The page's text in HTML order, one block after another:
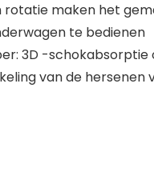
rotatie maken het
te bedienen
3D -schokabsorptie
van de hersenen